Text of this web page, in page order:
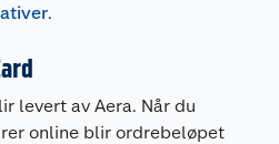
.
levert av Aera. Når du
online blir ordrebeløpet